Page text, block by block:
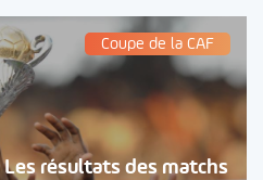
Coupe de la CAF
Les résultats des matchs